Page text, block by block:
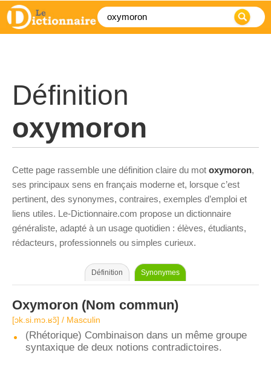
Définition
oxymoron
Cette page rassemble une définition claire du mot oxymoron,
ses principaux sens en français moderne et, lorsque c’est
pertinent, des synonymes, contraires, exemples d’emploi et
liens utiles. Le-Dictionnaire.com propose un dictionnaire
généraliste, adapté à un usage quotidien : élèves, étudiants,
rédacteurs, professionnels ou simples curieux.
Définition Synonymes
Oxymoron (Nom commun)
[ɔk.si.mɔ.ʁɔ̃] / Masculin
(Rhétorique) Combinaison dans un même groupe
syntaxique de deux notions contradictoires.